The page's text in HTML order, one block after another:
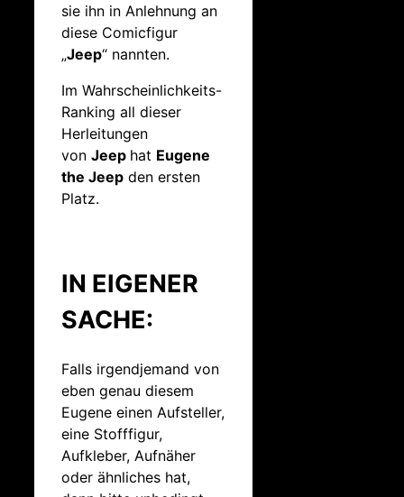
sie ihn in Anlehnung an
diese Comicfigur
„Jeep“ nannten.
Im Wahrscheinlichkeits-
Ranking all dieser
Herleitungen
von Jeep hat Eugene
the Jeep den ersten
Platz.
IN EIGENER
SACHE:
Falls irgendjemand von
eben genau diesem
Eugene einen Aufsteller,
eine Stofffigur,
Aufkleber, Aufnäher
oder ähnliches hat,